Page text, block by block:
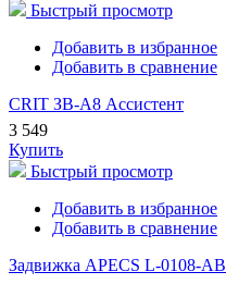
Быстрый просмотр
Добавить в избранное
Добавить в сравнение
CRIT ЗВ-А8 Ассистент
3 549
Купить
Быстрый просмотр
Добавить в избранное
Добавить в сравнение
Задвижка APECS L-0108-AB